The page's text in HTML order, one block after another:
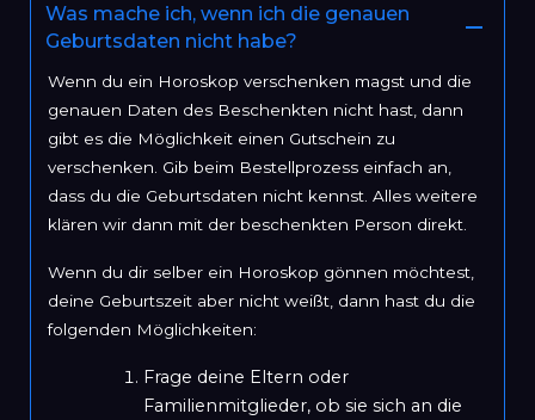
Was mache ich, wenn ich die genauen
Geburtsdaten nicht habe?
Wenn du ein Horoskop verschenken magst und die
genauen Daten des Beschenkten nicht hast, dann
gibt es die Möglichkeit einen Gutschein zu
verschenken. Gib beim Bestellprozess einfach an,
dass du die Geburtsdaten nicht kennst. Alles weitere
klären wir dann mit der beschenkten Person direkt.
Wenn du dir selber ein Horoskop gönnen möchtest,
deine Geburtszeit aber nicht weißt, dann hast du die
folgenden Möglichkeiten:
Frage deine Eltern oder
Familienmitglieder, ob sie sich an die